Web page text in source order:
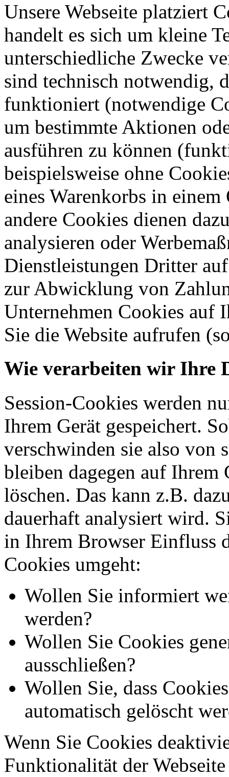
Unsere Webseite platziert
handelt es sich um kleine
unterschiedliche Zwecke
sind technisch notwendig,
funktioniert (notwendige
um bestimmte Aktionen
ausführen zu können
beispielsweise ohne
eines Warenkorbs in
andere Cookies dienen
analysieren oder
Dienstleistungen Dritter
zur Abwicklung von
Unternehmen Cookies auf
Sie die Website aufrufen
Wie verarbeiten wir Ihre
Session-Cookies werden
Ihrem Gerät gespeichert.
verschwinden sie also von
bleiben dagegen auf Ihrem
löschen. Das kann z.B.
dauerhaft analysiert wird.
in Ihrem Browser Einfluss
Cookies umgeht:
Wollen Sie informiert
werden?
Wollen Sie Cookies
ausschließen?
Wollen Sie, dass
automatisch gelöscht
Wenn Sie Cookies
Funktionalität der